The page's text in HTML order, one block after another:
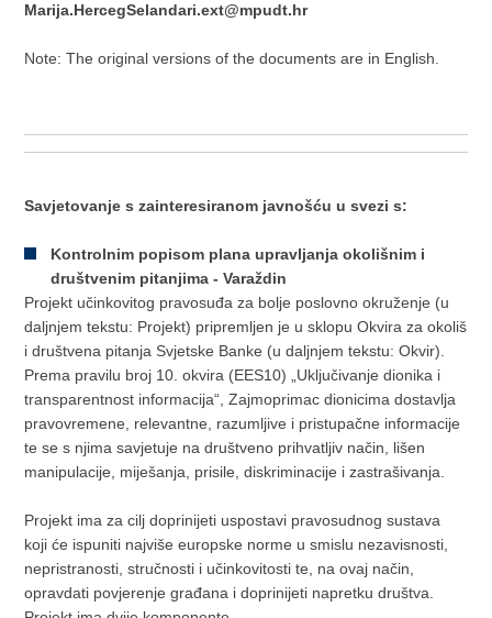
Marija.HercegSelandari.ext@mpudt.hr
Note: The original versions of the documents are in English.
Savjetovanje s zainteresiranom javnošću u svezi s:
Kontrolnim popisom plana upravljanja okolišnim i
društvenim pitanjima - Varaždin
Projekt učinkovitog pravosuđa za bolje poslovno okruženje (u
daljnjem tekstu: Projekt) pripremljen je u sklopu Okvira za okoliš
i društvena pitanja Svjetske Banke (u daljnjem tekstu: Okvir).
Prema pravilu broj 10. okvira (EES10) „Uključivanje dionika i
transparentnost informacija“, Zajmoprimac dionicima dostavlja
pravovremene, relevantne, razumljive i pristupačne informacije
te se s njima savjetuje na društveno prihvatljiv način, lišen
manipulacije, miješanja, prisile, diskriminacije i zastrašivanja.
Projekt ima za cilj doprinijeti uspostavi pravosudnog sustava
koji će ispuniti najviše europske norme u smislu nezavisnosti,
nepristranosti, stručnosti i učinkovitosti te, na ovaj način,
opravdati povjerenje građana i doprinijeti napretku društva.